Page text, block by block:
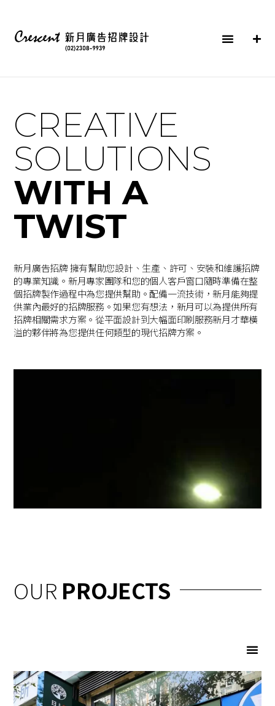
CREATIVE
SOLUTIONS
WITH A
TWIST
新月廣告招牌 擁有幫助您設計、生產、許可、安裝和維護招牌
的專業知識。新月專家團隊和您的個人客戶窗口隨時準備在整
個招牌製作過程中為您提供幫助。配備一流技術，新月能夠提
供業內最好的招牌服務。如果您有想法，新月可以為提供所有
招牌相關需求方案。從平面設計到大幅面印刷服務新月才華橫
溢的夥伴將為您提供任何類型的現代招牌方案。
OUR PROJECTS